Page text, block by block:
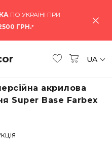
ПО УКРАЇНІ ПРИ
ГРН.*
UA
акрилова
Super Base Farbex